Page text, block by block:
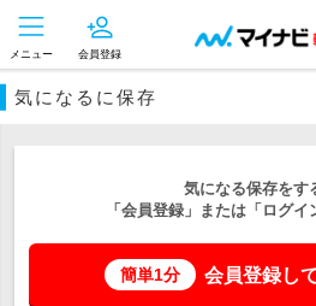
メニュー 会員登録
気になるに保存
気になる保存をす
「会員登録」または「ログイ
簡単1分 会員登録し